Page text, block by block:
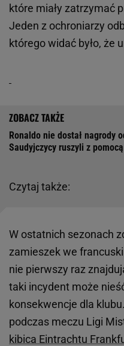
które miały zatrzymać
Jeden z ochroniarzy
którego widać było, że
Czytaj także:
Ronaldo nie dostał nagrody
Saudyjczycy ruszyli z pomocą
W ostatnich sezonach
zamieszek we
nie pierwszy raz
taki incydent może
konsekwencje dla
podczas meczu Ligi
kibica Eintrachtu